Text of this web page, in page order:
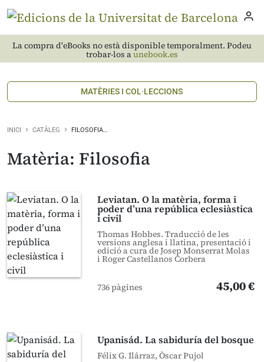
La compra d'eBooks no està disponible temporalment. Podeu
trobar-los aunebook.es
MATÈRIES I COL·LECCIONS
INICI CATÀLEG FILOSOFIA…
Matèria: Filosofia
Leviatan. O la matèria, forma i
poder d’una república eclesiàstica
i civil
Thomas Hobbes. Traducció de les
versions anglesa i llatina, presentació i
edició a cura de Josep Monserrat Molas
i Roger Castellanos Corbera
736 pàgines 45,00 €
Upanisád. La sabiduría del bosque
Félix G. Ilárraz, Òscar Pujol